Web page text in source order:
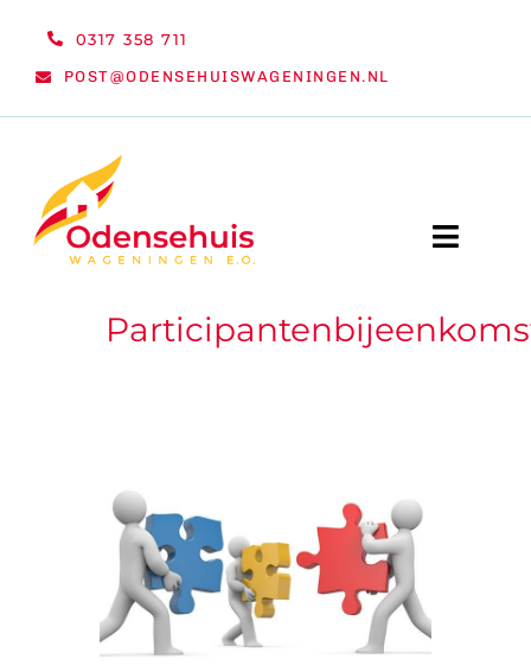
0317 358 711
POST@ODENSEHUISWAGENINGEN.NL
Toggle
WELKOM
ORGANISATIE
VRIJWILLIGERS & STAGIAIRES
CONTACT